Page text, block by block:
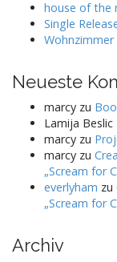
house of the
Single
Wohnzimmer
Neueste
marcy zu
Lamija Beslic
marcy zu
marcy zu
„Scream for
everlyham zu
„Scream for
Archiv